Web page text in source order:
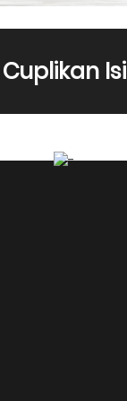
Cuplikan Isi